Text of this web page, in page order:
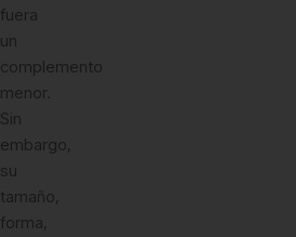
fuera
un
complemento
menor.
Sin
embargo,
su
tamaño,
forma,